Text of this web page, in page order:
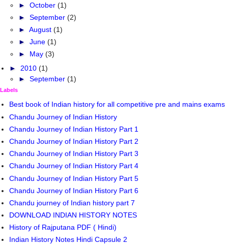
► October (1)
► September (2)
► August (1)
► June (1)
► May (3)
► 2010 (1)
► September (1)
Labels
Best book of Indian history for all competitive pre and mains exams
Chandu Journey of Indian History
Chandu Journey of Indian History Part 1
Chandu Journey of Indian History Part 2
Chandu Journey of Indian History Part 3
Chandu Journey of Indian History Part 4
Chandu Journey of Indian History Part 5
Chandu Journey of Indian History Part 6
Chandu journey of Indian history part 7
DOWNLOAD INDIAN HISTORY NOTES
History of Rajputana PDF ( Hindi)
Indian History Notes Hindi Capsule 2